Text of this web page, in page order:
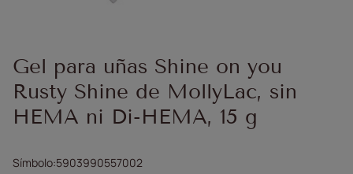
Gel para uñas Shine on you
Rusty Shine de MollyLac, sin
HEMA ni Di-HEMA, 15 g
Símbolo 5903990557002